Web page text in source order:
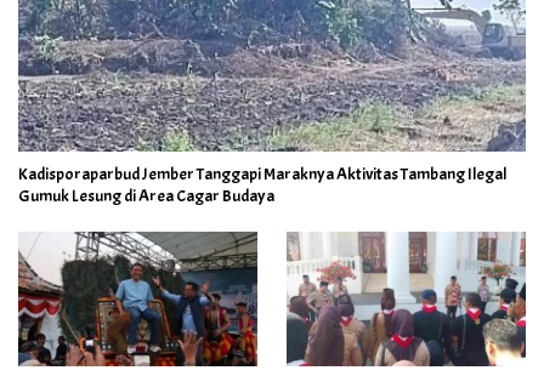
Kadisporaparbud Jember Tanggapi Maraknya Aktivitas Tambang Ilegal
Gumuk Lesung di Area Cagar Budaya